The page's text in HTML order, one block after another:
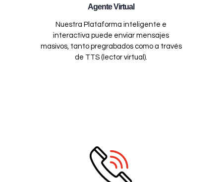
Agente Virtual
Nuestra Plataforma inteligente e
interactiva puede enviar mensajes
masivos, tanto pregrabados como a través
de TTS (lector virtual).